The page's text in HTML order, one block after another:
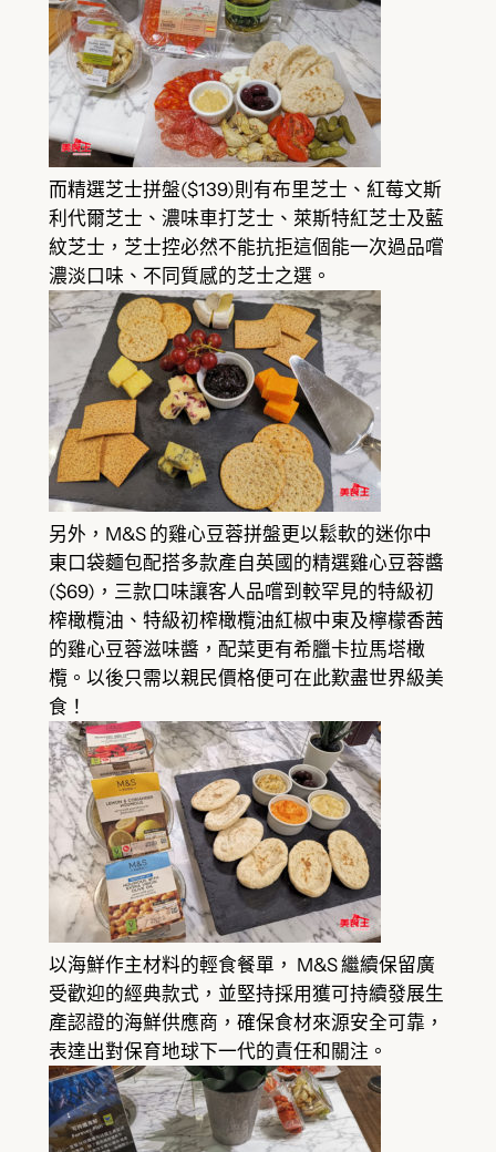
而精選芝士拼盤($139)則有布里芝士、紅莓文斯
利代爾芝士、濃味車打芝士、萊斯特紅芝士及藍
紋芝士，芝士控必然不能抗拒這個能一次過品嚐
濃淡口味、不同質感的芝士之選。
另外，M&S 的雞心豆蓉拼盤更以鬆軟的迷你中
東口袋麵包配搭多款產自英國的精選雞心豆蓉醬
($69)，三款口味讓客人品嚐到較罕見的特級初
榨橄欖油、特級初榨橄欖油紅椒中東及檸檬香茜
的雞心豆蓉滋味醬，配菜更有希臘卡拉馬塔橄
欖。以後只需以親民價格便可在此歎盡世界級美
食！
以海鮮作主材料的輕食餐單， M&S 繼續保留廣
受歡迎的經典款式，並堅持採用獲可持續發展生
產認證的海鮮供應商，確保食材來源安全可靠，
表達出對保育地球下一代的責任和關注。